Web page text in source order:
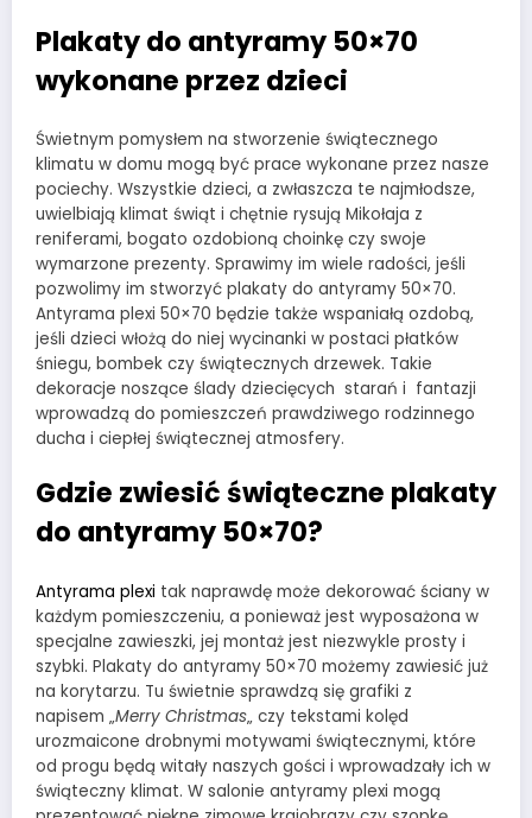
Plakaty do antyramy 50×70
wykonane przez dzieci
Świetnym pomysłem na stworzenie świątecznego
klimatu w domu mogą być prace wykonane przez nasze
pociechy. Wszystkie dzieci, a zwłaszcza te najmłodsze,
uwielbiają klimat świąt i chętnie rysują Mikołaja z
reniferami, bogato ozdobioną choinkę czy swoje
wymarzone prezenty. Sprawimy im wiele radości, jeśli
pozwolimy im stworzyć plakaty do antyramy 50×70.
Antyrama plexi 50×70 będzie także wspaniałą ozdobą,
jeśli dzieci włożą do niej wycinanki w postaci płatków
śniegu, bombek czy świątecznych drzewek. Takie
dekoracje noszące ślady dziecięcych starań i fantazji
wprowadzą do pomieszczeń prawdziwego rodzinnego
ducha i ciepłej świątecznej atmosfery.
Gdzie zwiesić świąteczne plakaty
do antyramy 50×70?
Antyrama plexi tak naprawdę może dekorować ściany w
każdym pomieszczeniu, a ponieważ jest wyposażona w
specjalne zawieszki, jej montaż jest niezwykle prosty i
szybki. Plakaty do antyramy 50×70 możemy zawiesić już
na korytarzu. Tu świetnie sprawdzą się grafiki z
napisem „Merry Christmas„ czy tekstami kolęd
urozmaicone drobnymi motywami świątecznymi, które
od progu będą witały naszych gości i wprowadzały ich w
świąteczny klimat. W salonie antyramy plexi mogą